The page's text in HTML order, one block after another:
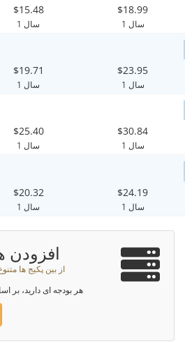
$15.48
1 سال
$18.99
1 سال
$19.71
1 سال
$23.95
1 سال
$25.40
1 سال
$30.84
1 سال
$20.32
1 سال
$24.19
1 سال
افزودن
از بین پکیج ها
هر بودجه ای دارید، بر